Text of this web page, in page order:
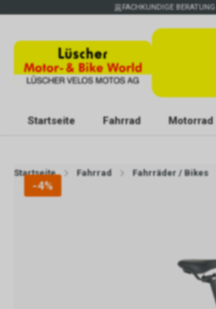
FACHKUNDIGE BERATUNG
Startseite Fahrrad Motorrad
Startseite Fahrrad Fahrräder / Bikes
-4%